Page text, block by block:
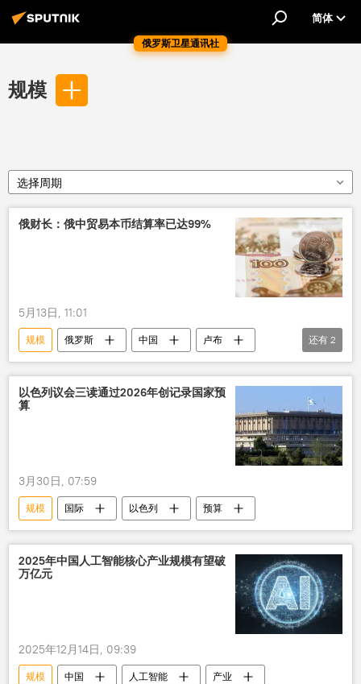
俄罗斯卫星通讯社
简体
规模
选择周期
俄财长：俄中贸易本币结算率已达99%
5月13日, 11:01
规模 俄罗斯 中国
卢布
人民币
本币结算
还有 2
以色列议会三读通过2026年创记录国家预
算
3月30日, 07:59
规模 国际 以色列 预算
2025年中国人工智能核心产业规模有望破
万亿元
2025年12月14日, 09:39
规模 中国 人工智能 产业